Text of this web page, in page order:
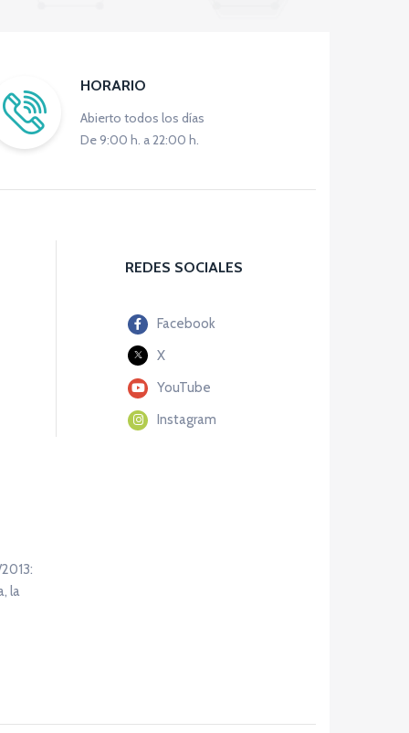
HORARIO
Abierto todos los días
De 9:00 h. a 22:00 h.
la
REDES SOCIALES
Facebook
X
YouTube
Instagram